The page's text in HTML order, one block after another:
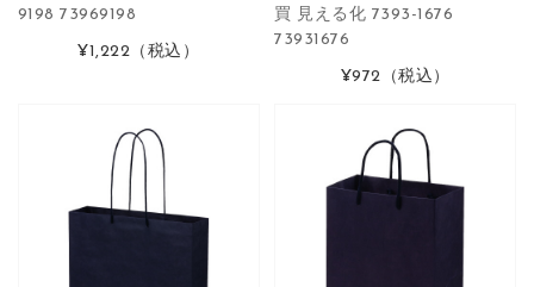
9198 73969198
¥1,222 （税込）
買 見える化 7393-1676
73931676
¥972 （税込）